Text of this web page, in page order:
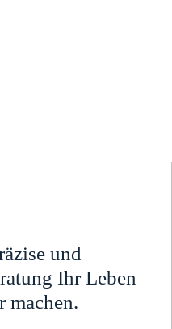
und
Ihr Leben
machen.